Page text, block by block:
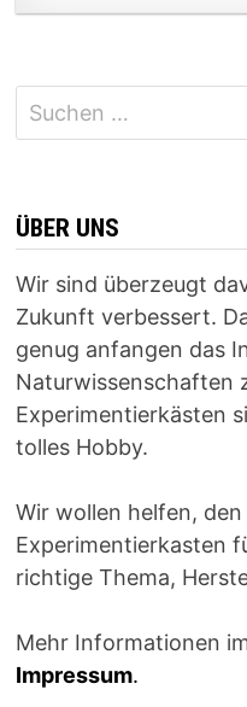
Suchen
nach:
ÜBER UNS
Wir sind überzeugt
Zukunft verbessert.
genug anfangen das
Naturwissenschaften
Experimentierkästen
tolles Hobby.
Wir wollen helfen,
Experimentierkasten
richtige Thema,
Mehr Informationen
Impressum.